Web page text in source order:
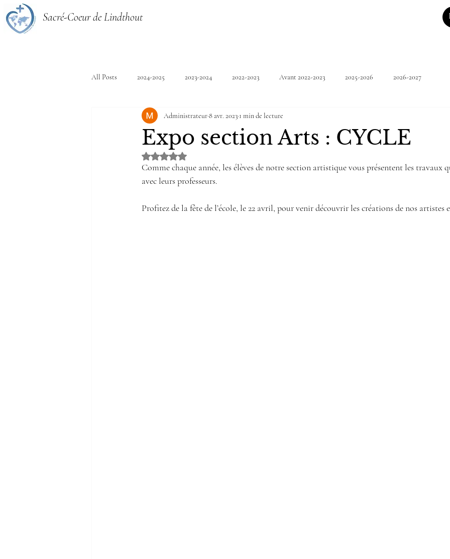
Sacré-Coeur de Lindthout
All Posts 2024-2025 2023-2024 2022-2023 Avant 2022-2023 2025-2026 2026-2027
Expo section Arts : CYCLE
Administrateur8 avr. 2023 1 min de lecture
Noté NaN étoiles sur 5.
Comme chaque année, les élèves de notre section artistique vous présentent les travaux
avec leurs professeurs.
Profitez de la fête de l’école, le 22 avril, pour venir découvrir les créations de nos artistes